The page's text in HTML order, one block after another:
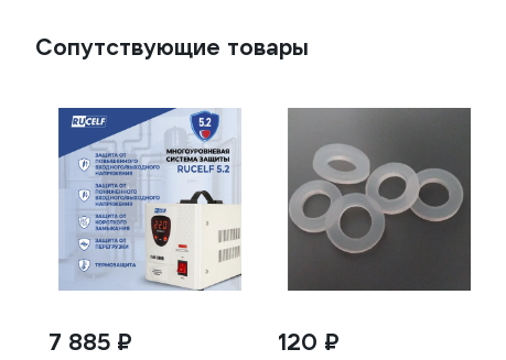
Сопутствующие товары
7 885 ₽ 120 ₽